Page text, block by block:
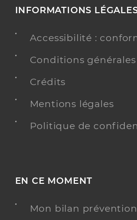
INFORMATIONS
Accessibilité :
Conditions
Crédits
Mentions légales
Politique de
EN CE MOMENT
Mon bilan prévention